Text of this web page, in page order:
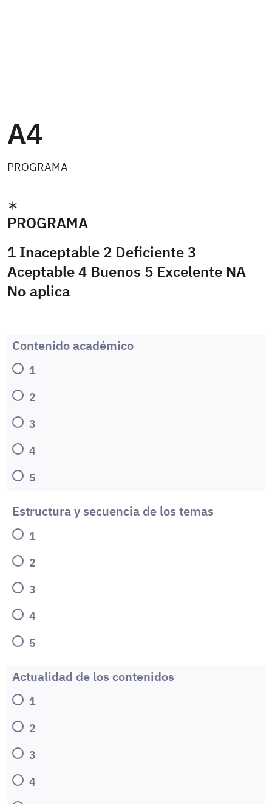
A4
PROGRAMA
PROGRAMA
1 Inaceptable 2 Deficiente 3
Aceptable 4 Buenos 5 Excelente NA
No aplica
Contenido académico
1
2
3
4
5
Estructura y secuencia de los temas
1
2
3
4
5
Actualidad de los contenidos
1
2
3
4